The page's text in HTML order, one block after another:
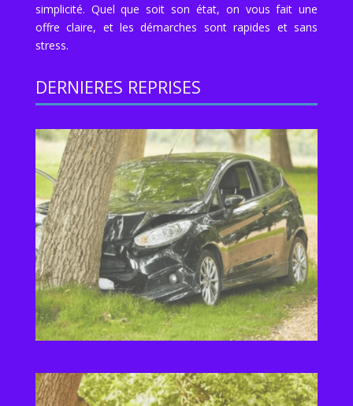
simplicité. Quel que soit son état, on vous fait une
offre claire, et les démarches sont rapides et sans
stress.
DERNIERES REPRISES